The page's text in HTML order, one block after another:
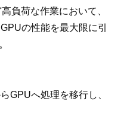
負荷な作業において、
の性能を最大限に引
GPUへ処理を移行し、